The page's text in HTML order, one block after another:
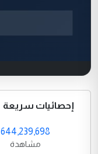
إحصائيات سريعة
644,239,698
مشاهدة